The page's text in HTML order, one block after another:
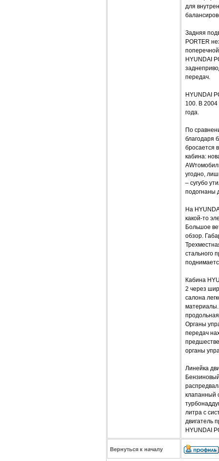
для
Задняя
PORTER
HYUNDAI
передач.
HYUNDAI
100. В 2004
года.
По
благодаря
бросается
кабина:
угодно,
– сугубо
подогнаны
На
какой-то
Большое
обзор.
стального
Кабина
2 через
салона
материалы.
Органы
передач
органы
Линейка
клапанный
литра с
двигатель
HYUNDAI
Вернуться к началу